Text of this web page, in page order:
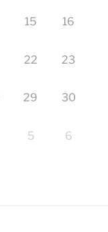
15 16
22 23
29 30
5 6